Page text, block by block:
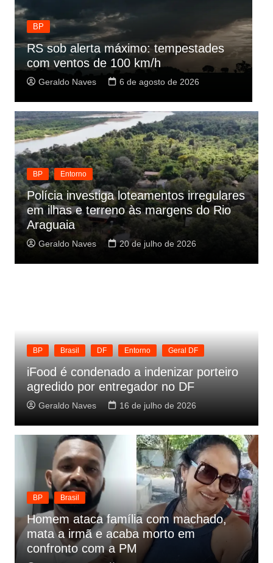
BP
Educação no Brasil atinge melhor
desempenho em 20 anos
Geraldo Naves 6 de agosto de 2026
BP Entorno
Polícia investiga loteamentos irregulares
em ilhas e terreno às margens do Rio
Araguaia
Geraldo Naves 20 de julho de 2026
BP Brasil DF Entorno Geral DF
iFood é condenado a indenizar porteiro
agredido por entregador no DF
Geraldo Naves 16 de julho de 2026
BP Brasil
Homem ataca família com machado,
mata a irmã e acaba morto em
confronto com a PM